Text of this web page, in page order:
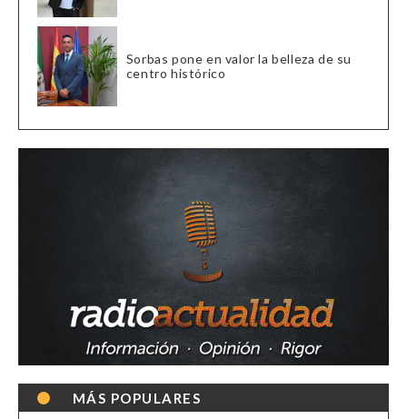
Sorbas pone en valor la belleza de su
centro histórico
MÁS POPULARES